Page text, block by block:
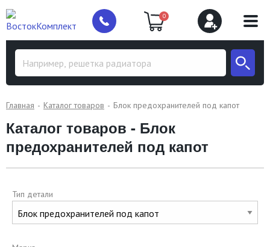
0
Главная Каталог товаров Блок предохранителей под капот
Каталог товаров - Блок
предохранителей под капот
Тип детали